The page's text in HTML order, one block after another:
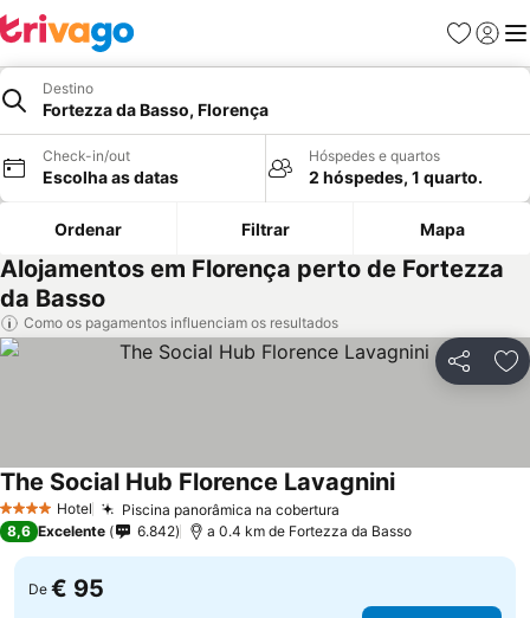
Favoritos
Iniciar
Destino
Fortezza da Basso, Florença
Check-in/out
Escolha as datas
Hóspedes e quartos
2 hóspedes, 1 quarto.
Ordenar Filtrar Mapa
Alojamentos em Florença perto de Fortezza
da Basso
Como os pagamentos influenciam os resultados
Partilhar
4 EstrelasHotel Piscina panorâmica na cobertura
The Social Hub Florence LavagniniVer preços
8,6 Excelente 6.842 a 0.4 km de Fortezza da Basso
De € 95